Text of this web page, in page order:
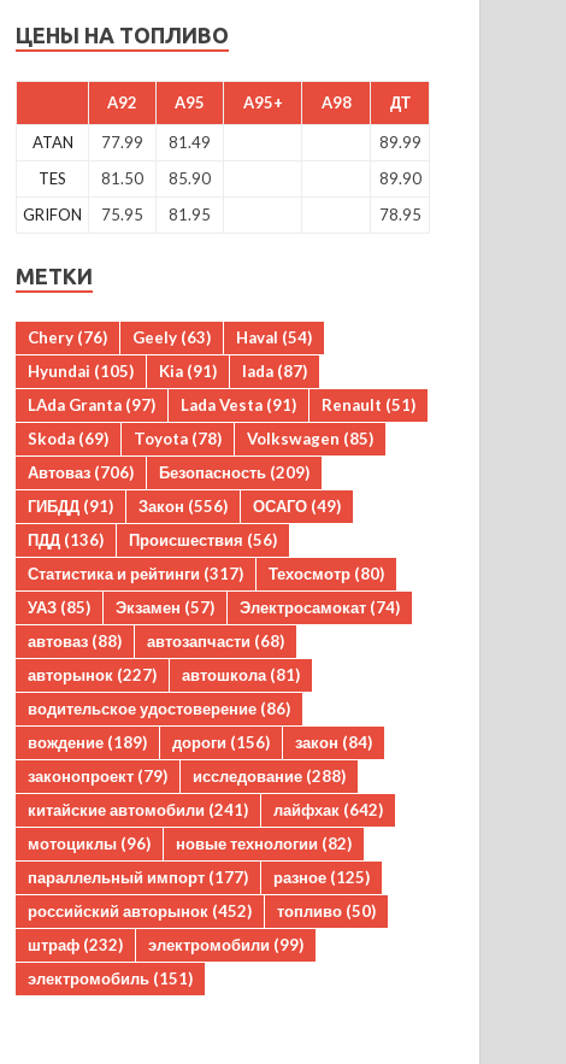
ЦЕНЫ НА ТОПЛИВО
A92 A95 A95+ A98 ДТ
ATAN 77.99 81.49
89.99
TES
81.50 85.90
89.90
GRIFON
75.95 81.95 78.95
МЕТКИ
Chery (76) Geely (63) Haval (54)
Hyundai (105) Kia (91) lada (87)
LAda Granta (97) Lada Vesta (91) Renault (51)
Skoda (69) Toyota (78) Volkswagen (85)
Автоваз (706) Безопасность (209)
ГИБДД (91) Закон (556) ОСАГО (49)
ПДД (136) Происшествия (56)
Статистика и рейтинги (317) Техосмотр (80)
УАЗ (85) Экзамен (57) Электросамокат (74)
автоваз (88) автозапчасти (68)
авторынок (227) автошкола (81)
водительское удостоверение (86)
вождение (189) дороги (156) закон (84)
законопроект (79) исследование (288)
китайские автомобили (241) лайфхак (642)
мотоциклы (96) новые технологии (82)
параллельный импорт (177) разное (125)
российский авторынок (452) топливо (50)
штраф (232) электромобили (99)
электромобиль (151)